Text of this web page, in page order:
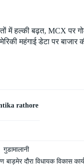
में हल्की बढ़त, MCX पर
महंगाई डेटा पर बाजार
rathore
गुडामालानी
बाड़मेर दौरा विधायक विकास